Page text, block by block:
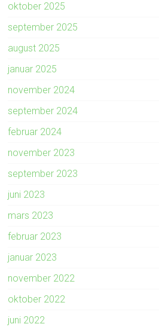
oktober 2025
september 2025
august 2025
januar 2025
november 2024
september 2024
februar 2024
november 2023
september 2023
juni 2023
mars 2023
februar 2023
januar 2023
november 2022
oktober 2022
juni 2022